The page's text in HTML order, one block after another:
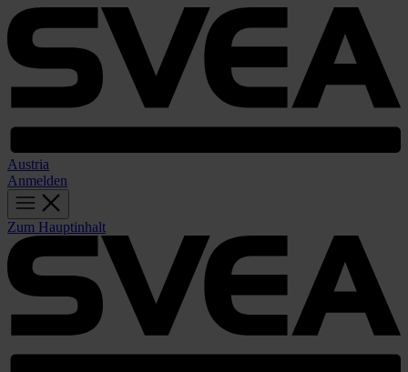
Austria
Anmelden
Zum Hauptinhalt